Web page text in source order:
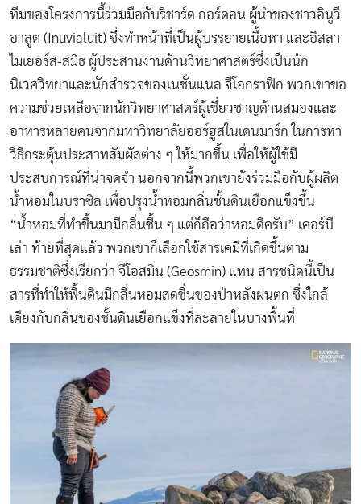
ทีมของโครงการนี้ร่วมมือกับริชาร์ด กอร์ดอน ผู้นำของชาวอินูวี
อาลูต (Inuvialuit) ซึ่งทำหน้าที่เป็นผู้บรรยายเนื้อหา และอิสลา
ไมเยอร์ส-สมิธ ผู้ประสานงานด้านวิทยาศาสตร์ซึ่งเป็นนัก
นิเวศวิทยาและนักสำรวจของเนชั่นแนล จีโอกราฟิก พวกเขาขอ
ความช่วยเหลือจากนักวิทยาศาสตร์ผู้เชี่ยวชาญด้านสมองและ
อาหารหลายคนจากมหาวิทยาลัยออร์ฮูสในเดนมาร์ก ในการหา
วิธีกระตุ้นประสาทสัมผัสต่าง ๆ ให้มากขึ้น เพื่อให้ผู้ใช้มี
ประสบการณ์ที่น่าจดจำ นอกจากนี้พวกเขายังร่วมมือกับผู้ผลิต
น้ำหอมในบราซิล เพื่อปรุงน้ำหอมกลิ่นชั้นดินเยือกแข็งขึ้น
“น้ำหอมที่ทำขึ้นมามีกลิ่นชื้น ๆ แต่ก็ถือว่าหอมดีครับ” เคอร์บี
เล่า ท้ายที่สุดแล้ว พวกเขาก็เลือกใช้สารเคมีที่เกิดขึ้นตาม
ธรรมชาติซึ่งเรียกว่า จีโอสมิน (Geosmin) แทน สารชนิดนี้เป็น
สารที่ทำให้พื้นดินมีกลิ่นหอมสดชื่นของป่าหลังฝนตก ซึ่งใกล้
เคียงกับกลิ่นของชั้นดินเยือกแข็งที่ละลายในบางพื้นที่